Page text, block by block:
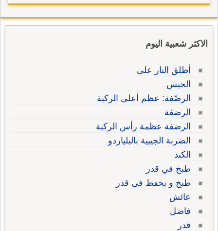
الاكثر شعبية اليوم
أطلق النار على
الحبس
الرضّفة: عظم أعلى الركبة
الرضفة
الرضفة عظمة رأس الركبة
الضربة الجيبية بالبلياردو
الكبد
طبخ في قدر
طبخ و يحفظ فى قدر
عائش
فاضل
قدر